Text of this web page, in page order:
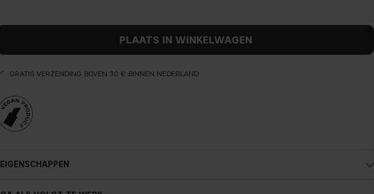
PLAATS IN WINKELWAGEN
GRATIS VERZENDING BOVEN 30 € BINNEN NEDERLAND
EIGENSCHAPPEN